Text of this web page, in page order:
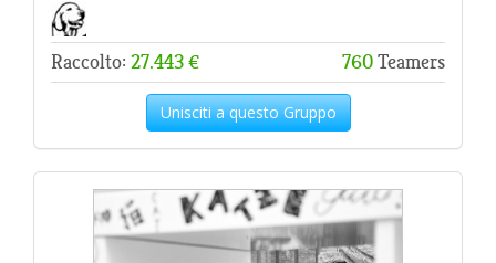
Raccolto: 27.443 € 760Teamers
Unisciti a questo Gruppo